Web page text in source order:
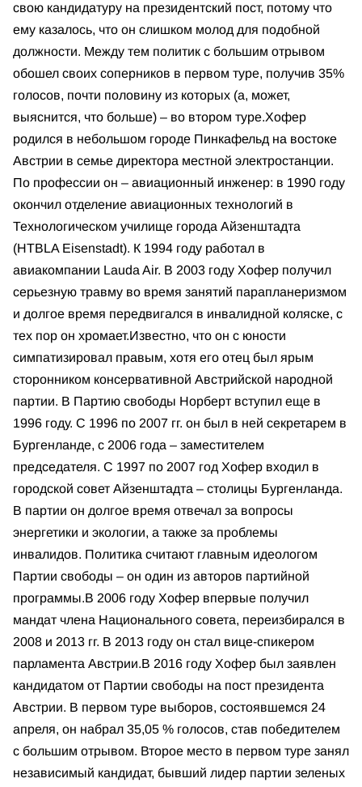
свою кандидатуру на президентский пост, потому что
ему казалось, что он слишком молод для подобной
должности. Между тем политик с большим отрывом
обошел своих соперников в первом туре, получив 35%
голосов, почти половину из которых (а, может,
выяснится, что больше) – во втором туре.Хофер
родился в небольшом городе Пинкафельд на востоке
Австрии в семье директора местной электростанции.
По профессии он – авиационный инженер: в 1990 году
окончил отделение авиационных технологий в
Технологическом училище города Айзенштадта
(HTBLA Eisenstadt). К 1994 году работал в
авиакомпании Lauda Air. В 2003 году Хофер получил
серьезную травму во время занятий парапланеризмом
и долгое время передвигался в инвалидной коляске, с
тех пор он хромает.Известно, что он с юности
симпатизировал правым, хотя его отец был ярым
сторонником консервативной Австрийской народной
партии. В Партию свободы Норберт вступил еще в
1996 году. С 1996 по 2007 гг. он был в ней секретарем в
Бургенланде, с 2006 года – заместителем
председателя. С 1997 по 2007 год Хофер входил в
городской совет Айзенштадта – столицы Бургенланда.
В партии он долгое время отвечал за вопросы
энергетики и экологии, а также за проблемы
инвалидов. Политика считают главным идеологом
Партии свободы – он один из авторов партийной
программы.В 2006 году Хофер впервые получил
мандат члена Национального совета, переизбирался в
2008 и 2013 гг. В 2013 году он стал вице-спикером
парламента Австрии.В 2016 году Хофер был заявлен
кандидатом от Партии свободы на пост президента
Австрии. В первом туре выборов, состоявшемся 24
апреля, он набрал 35,05 % голосов, став победителем
с большим отрывом. Второе место в первом туре занял
независимый кандидат, бывший лидер партии зеленых